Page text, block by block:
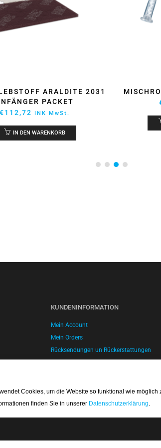
ARALDITE 2031
PACKET
€112,72 INK MwSt.
IN DEN WARENKORB
KUNDENINFORMATION
Mein Account
Mein Orders
Rücksendungen un Rückerstattungen
Geschäftsbedingungen
Datenschutzerklärung
Cookies, um die Website so funktional wie
finden Sie in unserer Datenschutzerklärung.